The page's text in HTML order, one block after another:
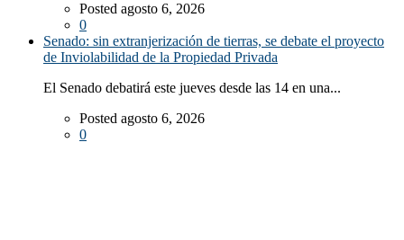
Posted agosto 6, 2026
0
Senado: sin extranjerización de tierras, se debate el proyecto
de Inviolabilidad de la Propiedad Privada
El Senado debatirá este jueves desde las 14 en una...
Posted agosto 6, 2026
0